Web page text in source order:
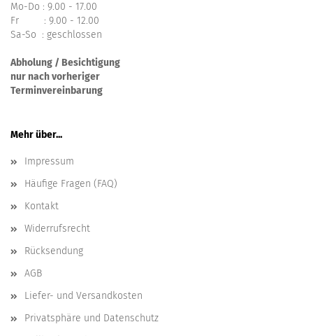
Mo-Do : 9.00 - 17.00
Fr : 9.00 - 12.00
Sa-So : geschlossen
Abholung / Besichtigung
nur nach vorheriger
Terminvereinbarung
Mehr über...
Impressum
Häufige Fragen (FAQ)
Kontakt
Widerrufsrecht
Rücksendung
AGB
Liefer- und Versandkosten
Privatsphäre und Datenschutz